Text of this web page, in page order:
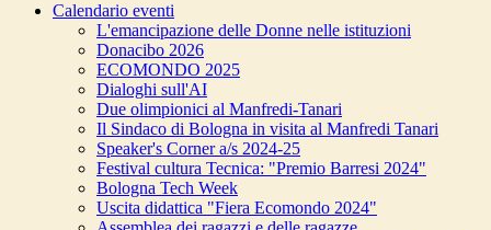
Calendario eventi
L'emancipazione delle Donne nelle istituzioni
Donacibo 2026
ECOMONDO 2025
Dialoghi sull'AI
Due olimpionici al Manfredi-Tanari
Il Sindaco di Bologna in visita al Manfredi Tanari
Speaker's Corner a/s 2024-25
Festival cultura Tecnica: "Premio Barresi 2024"
Bologna Tech Week
Uscita didattica "Fiera Ecomondo 2024"